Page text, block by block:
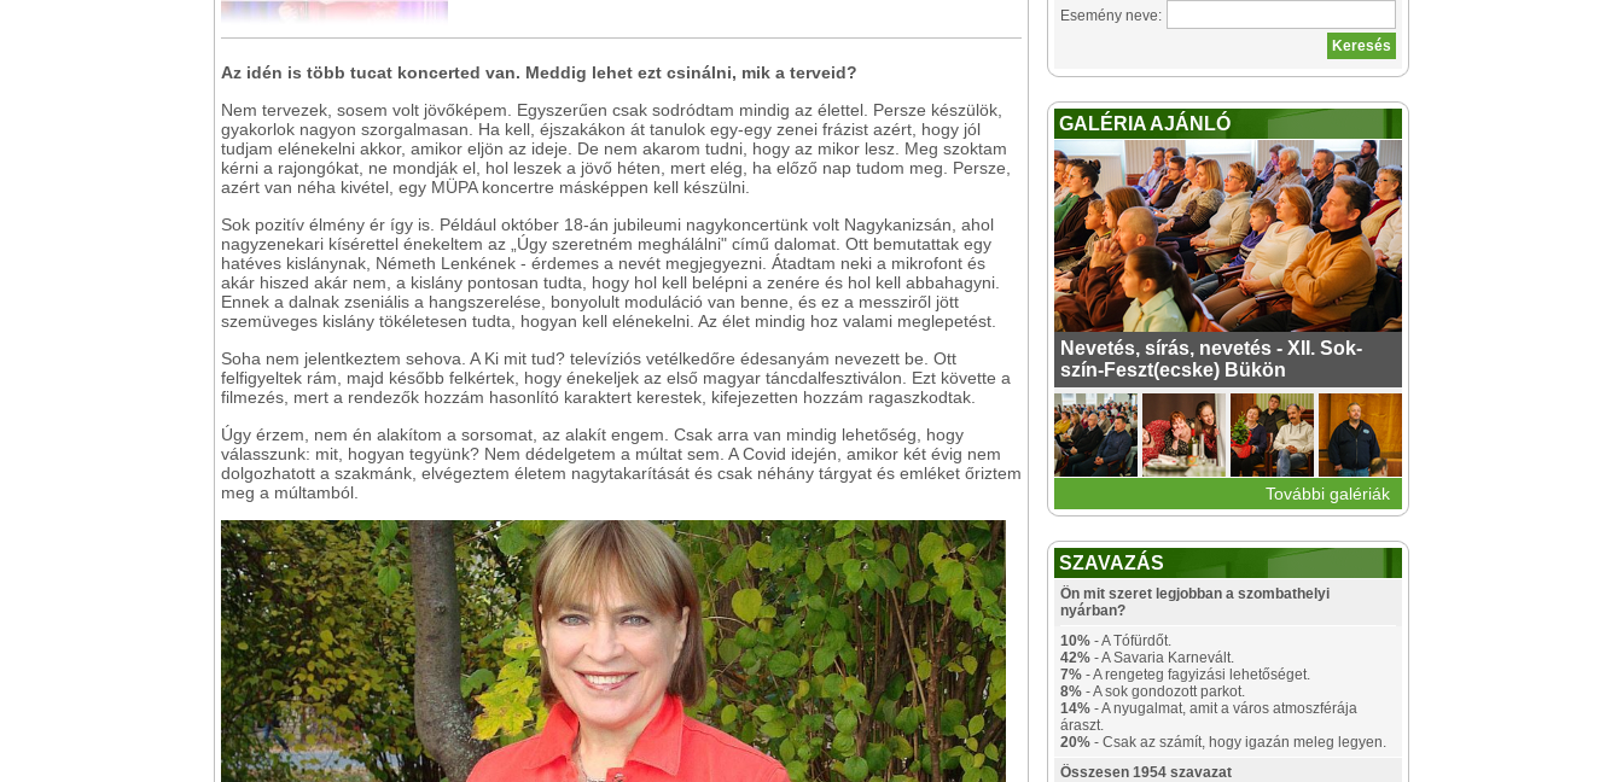
Az idén is több tucat koncerted van. Meddig lehet ezt csinálni, mik a terveid?
Nem tervezek, sosem volt jövőképem. Egyszerűen csak sodródtam mindig az élettel. Persze készülök,
gyakorlok nagyon szorgalmasan. Ha kell, éjszakákon át tanulok egy-egy zenei frázist azért, hogy jól
tudjam elénekelni akkor, amikor eljön az ideje. De nem akarom tudni, hogy az mikor lesz. Meg szoktam
kérni a rajongókat, ne mondják el, hol leszek a jövő héten, mert elég, ha előző nap tudom meg. Persze,
azért van néha kivétel, egy MÜPA koncertre másképpen kell készülni.
Sok pozitív élmény ér így is. Például október 18-án jubileumi nagykoncertünk volt Nagykanizsán, ahol
nagyzenekari kísérettel énekeltem az „Úgy szeretném meghálálni" című dalomat. Ott bemutattak egy
hatéves kislánynak, Németh Lenkének - érdemes a nevét megjegyezni. Átadtam neki a mikrofont és
akár hiszed akár nem, a kislány pontosan tudta, hogy hol kell belépni a zenére és hol kell abbahagyni.
Ennek a dalnak zseniális a hangszerelése, bonyolult moduláció van benne, és ez a messziről jött
szemüveges kislány tökéletesen tudta, hogyan kell elénekelni. Az élet mindig hoz valami meglepetést.
Soha nem jelentkeztem sehova. A Ki mit tud? televíziós vetélkedőre édesanyám nevezett be. Ott
felfigyeltek rám, majd később felkértek, hogy énekeljek az első magyar táncdalfesztiválon. Ezt követte a
filmezés, mert a rendezők hozzám hasonlító karaktert kerestek, kifejezetten hozzám ragaszkodtak.
Úgy érzem, nem én alakítom a sorsomat, az alakít engem. Csak arra van mindig lehetőség, hogy
válasszunk: mit, hogyan tegyünk? Nem dédelgetem a múltat sem. A Covid idején, amikor két évig nem
dolgozhatott a szakmánk, elvégeztem életem nagytakarítását és csak néhány tárgyat és emléket őriztem
meg a múltamból.
Esemény neve:
GALÉRIA AJÁNLÓ
Nevetés, sírás, nevetés - XII. Sok-
szín-Feszt(ecske) Bükön
További galériák
SZAVAZÁS
Ön mit szeret legjobban a szombathelyi
nyárban?
10% - A Tófürdőt.
42% - A Savaria Karnevált.
7% - A rengeteg fagyizási lehetőséget.
8% - A sok gondozott parkot.
14% - A nyugalmat, amit a város atmoszférája
áraszt.
20% - Csak az számít, hogy igazán meleg legyen.
Összesen 1954 szavazat